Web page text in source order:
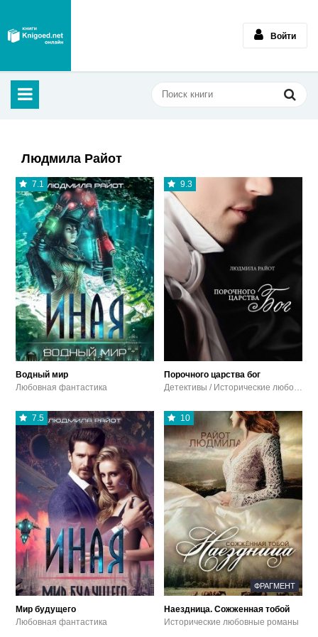
Войти
Людмила Райот
7.1
Водный мир
Любовная фантастика
9.3
Порочного царства бог
Детективы / Исторические любовные романы
7.5
Мир будущего
Любовная фантастика
10
ФРАГМЕНТ
Наездница. Сожженная тобой
Исторические любовные романы